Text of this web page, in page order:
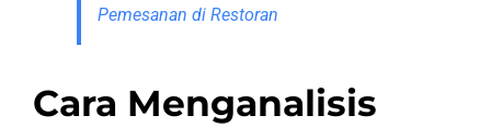
Pemesanan di Restoran
Cara Menganalisis